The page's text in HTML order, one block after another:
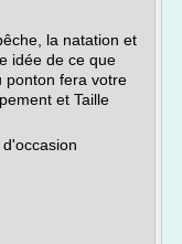
la natation et
idée de ce que
ponton fera votre
et Taille